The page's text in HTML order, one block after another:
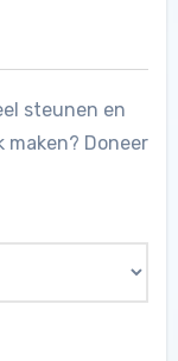
steunen en
Doneer